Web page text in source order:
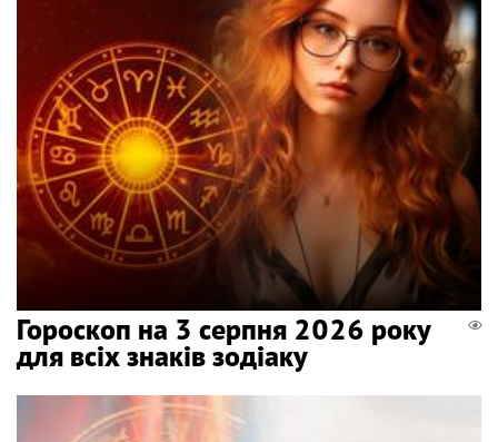
Гороскоп на 3 серпня 2026 року
для всіх знаків зодіаку